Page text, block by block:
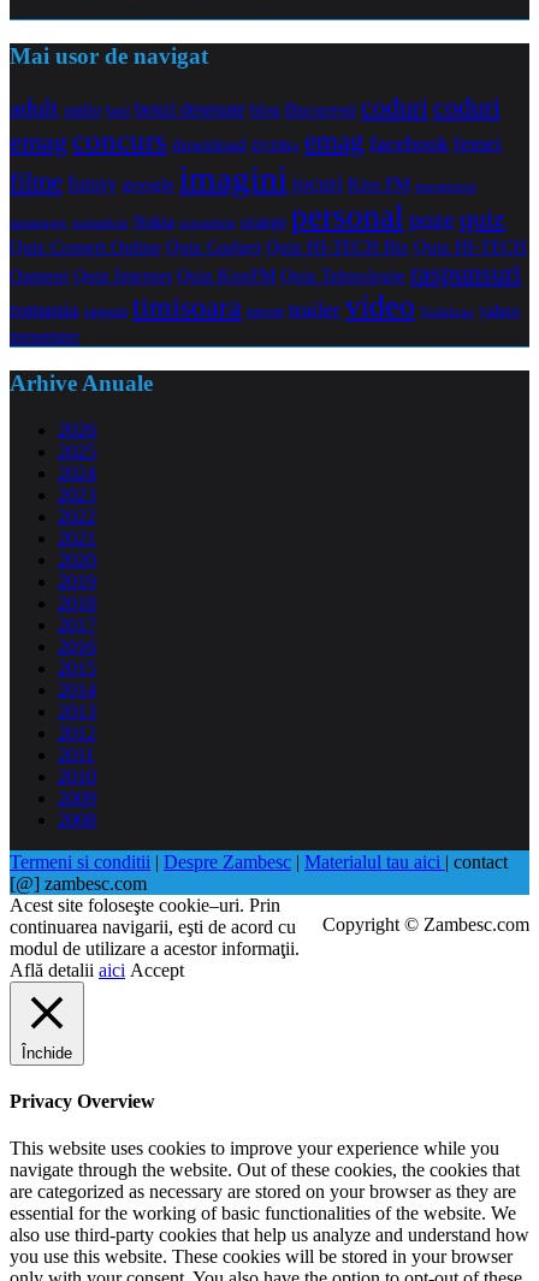
Mai usor de navigat
adult audio bani benzi desenate blog Bucuresti coduricoduri
emag concurs download DVDRip emag facebook femei
filme funny google imagini jocuri Kiss FM maramures
messenger noiembrie Nokia octombrie orange personal pozequiz
Quiz Comert Online Quiz Gadget Quiz HI-TECH Biz Quiz HI-TECH
Oameni Quiz Internet Quiz KissFM Quiz Tehnologie raspunsuri
romania sugestii timisoara torrent trailer video Vodafone yahoo
messenger
Arhive Anuale
2026
2025
2024
2023
2022
2021
2020
2019
2018
2017
2016
2015
2014
2013
2012
2011
2010
2009
2008
Termeni si conditii | Despre Zambesc | Materialul tau aici | contact
[@] zambesc.com
Copyright © Zambesc.com
Acest site foloseşte cookie–uri. Prin
continuarea navigarii, eşti de acord cu
modul de utilizare a acestor informaţii.
Află detalii aici Accept
Închide
Privacy Overview
This website uses cookies to improve your experience while you
navigate through the website. Out of these cookies, the cookies that
are categorized as necessary are stored on your browser as they are
essential for the working of basic functionalities of the website. We
also use third-party cookies that help us analyze and understand how
you use this website. These cookies will be stored in your browser